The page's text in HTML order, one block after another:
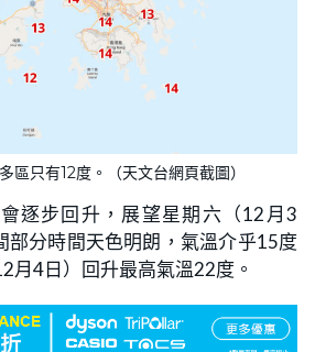
區只有12度。（天文台網頁截圖）
逐步回升，展望星期六（12月3
部分時間天色明朗，氣溫介乎15度
月4日）回升最高氣溫22度。